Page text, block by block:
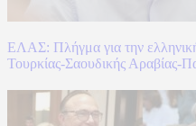
ΕΛΑΣ: Πλήγμα για την
Τουρκίας-Σαουδικής Αραβίας-